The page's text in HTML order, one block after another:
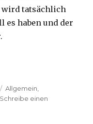
wird tatsächlich
es haben und der
Kategorien
Allgemein
Schreibe einen